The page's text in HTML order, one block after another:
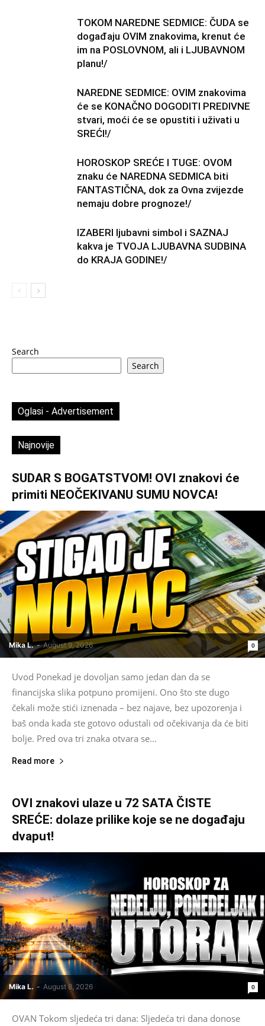
TOKOM NAREDNE SEDMICE: ČUDA se
događaju OVIM znakovima, krenut će
im na POSLOVNOM, ali i LJUBAVNOM
planu!/
NAREDNE SEDMICE: OVIM znakovima
će se KONAČNO DOGODITI PREDIVNE
stvari, moći će se opustiti i uživati u
SREĆI!/
HOROSKOP SREĆE I TUGE: OVOM
znaku će NAREDNA SEDMICA biti
FANTASTIČNA, dok za Ovna zvijezde
nemaju dobre prognoze!/
IZABERI ljubavni simbol i SAZNAJ
kakva je TVOJA LJUBAVNA SUDBINA
do KRAJA GODINE!/
Search
Search
Oglasi - Advertisement
Najnovije
SUDAR S BOGATSTVOM! OVI znakovi će
primiti NEOČEKIVANU SUMU NOVCA!
Mika L. - August 9, 2026 0
Uvod Ponekad je dovoljan samo jedan dan da se
financijska slika potpuno promijeni. Ono što ste dugo
čekali može stići iznenada – bez najave, bez upozorenja i
baš onda kada ste gotovo odustali od očekivanja da će biti
bolje. Pred ova tri znaka otvara se...
Read more
OVI znakovi ulaze u 72 SATA ČISTE
SREĆE: dolaze prilike koje se ne događaju
dvaput!
Mika L. - August 8, 2026 0
OVAN Tokom sljedeća tri dana: Sljedeća tri dana donose